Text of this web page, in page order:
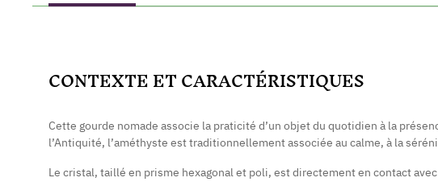
CONTEXTE ET CARACTÉRISTIQUES
Cette gourde nomade associe la praticité d’un objet du quotidien à la
l’Antiquité, l’améthyste est traditionnellement associée au calme, à la
Le cristal, taillé en prisme hexagonal et poli, est directement en contact